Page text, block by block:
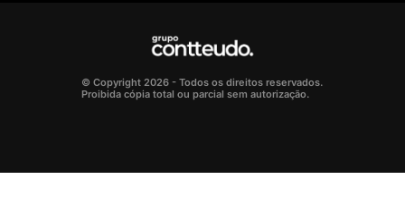
© Copyright 2026 - Todos os direitos reservados.
Proibida cópia total ou parcial sem autorização.